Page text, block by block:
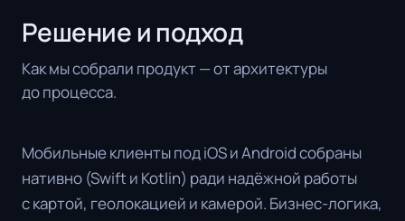
Решение и подход
Как мы собрали продукт — от архитектуры
до процесса.
Мобильные клиенты под iOS и Android собраны
нативно (Swift и Kotlin) ради надёжной работы
с картой, геолокацией и камерой. Бизнес-логика,